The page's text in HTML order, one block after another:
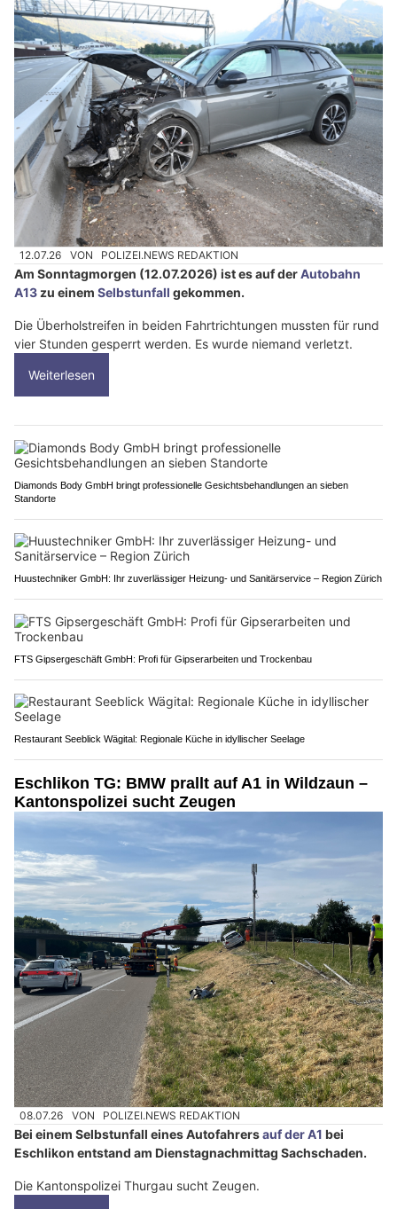
12.07.26 VON POLIZEI.NEWS REDAKTION
Am Sonntagmorgen (12.07.2026) ist es auf derAutobahn
A13 zu einem Selbstunfall gekommen.
Die Überholstreifen in beiden Fahrtrichtungen mussten für rund
vier Stunden gesperrt werden. Es wurde niemand verletzt.
Weiterlesen
Diamonds Body GmbH bringt professionelle Gesichtsbehandlungen an sieben
Standorte
Huustechniker GmbH: Ihr zuverlässiger Heizung- und Sanitärservice – Region Zürich
FTS Gipsergeschäft GmbH: Profi für Gipserarbeiten und Trockenbau
Restaurant Seeblick Wägital: Regionale Küche in idyllischer Seelage
Eschlikon TG: BMW prallt auf A1 in Wildzaun –
Kantonspolizei sucht Zeugen
08.07.26 VON POLIZEI.NEWS REDAKTION
Bei einem Selbstunfall eines Autofahrersauf der A1 bei
Eschlikon entstand am Dienstagnachmittag Sachschaden.
Die Kantonspolizei Thurgau sucht Zeugen.